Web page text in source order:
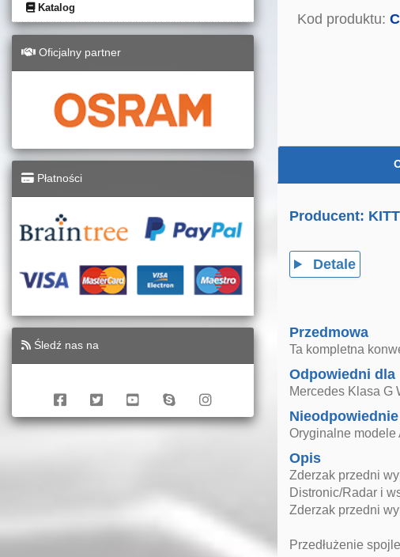
Katalog
Oficjalny partner
Płatności
Śledź nas na
Kod produktu:
Producent: KITT
Detale
Przedmowa
Ta kompletna
Odpowiedni dla
Mercedes Klasa G
Oryginalne modele
Opis
Zderzak przedni
Distronic/Radar i
Zderzak przedni
Przedłużenie